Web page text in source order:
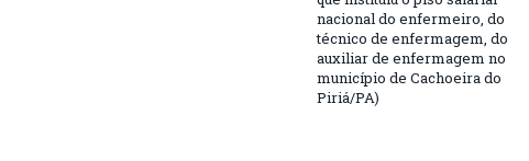
nacional do enfermeiro, do
técnico de enfermagem, do
auxiliar de enfermagem no
município de Cachoeira do
Piriá/PA)